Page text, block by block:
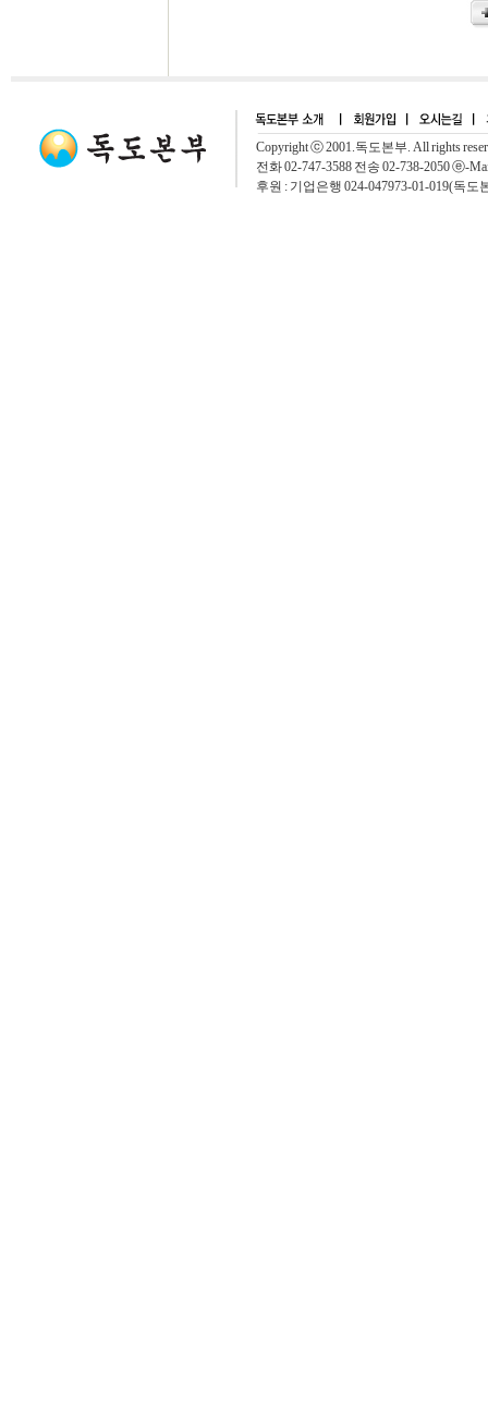
Copyright ⓒ 2001.독도본부. All rights
전화 02-747-3588 전송 02-738-2050 ⓔ-
후원 : 기업은행 024-047973-01-019(독도